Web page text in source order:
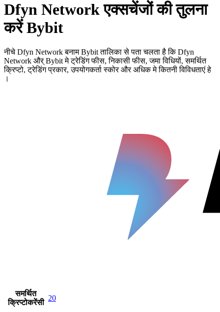
Dfyn Network एक्सचेंजों की तुलना
करें Bybit
नीचे Dfyn Network बनाम Bybit तालिका से पता चलता है कि Dfyn
Network और् Bybit मे ट्रेडिंग फीस, निकासी फीस, जमा विधियों, समर्थित
क्रिप्टो, ट्रेडिंग प्रकार, उपयोगकर्ता स्कोर और अधिक मे कितनी विविधताएं हे
।
समर्थित
क्रिप्टोकरेंसी
20